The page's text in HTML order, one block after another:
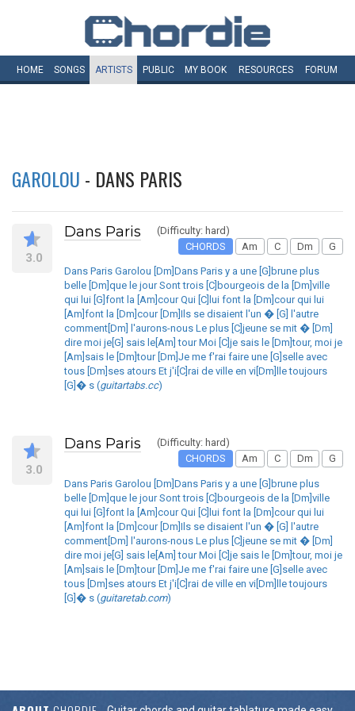
HOME SONGS ARTISTS PUBLIC MY BOOK RESOURCES FORUM
GAROLOU - DANS PARIS
3.0
Dans Paris
(Difficulty: hard)
CHORDS
Am C Dm G
Dans Paris Garolou [Dm]Dans Paris y a une [G]brune plus
belle [Dm]que le jour Sont trois [C]bourgeois de la [Dm]ville
qui lui [G]font la [Am]cour Qui [C]lui font la [Dm]cour qui lui
[Am]font la [Dm]cour [Dm]Ils se disaient l'un � [G] l'autre
comment[Dm] l'aurons-nous Le plus [C]jeune se mit � [Dm]
dire moi je[G] sais le[Am] tour Moi [C]je sais le [Dm]tour, moi je
[Am]sais le [Dm]tour [Dm]Je me f'rai faire une [G]selle avec
tous [Dm]ses atours Et j'i[C]rai de ville en vi[Dm]lle toujours
[G]� s (guitartabs.cc)
3.0
Dans Paris
(Difficulty: hard)
CHORDS
Am C Dm G
Dans Paris Garolou [Dm]Dans Paris y a une [G]brune plus
belle [Dm]que le jour Sont trois [C]bourgeois de la [Dm]ville
qui lui [G]font la [Am]cour Qui [C]lui font la [Dm]cour qui lui
[Am]font la [Dm]cour [Dm]Ils se disaient l'un � [G] l'autre
comment[Dm] l'aurons-nous Le plus [C]jeune se mit � [Dm]
dire moi je[G] sais le[Am] tour Moi [C]je sais le [Dm]tour, moi je
[Am]sais le [Dm]tour [Dm]Je me f'rai faire une [G]selle avec
tous [Dm]ses atours Et j'i[C]rai de ville en vi[Dm]lle toujours
[G]� s (guitaretab.com)